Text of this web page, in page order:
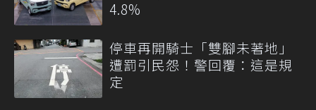
4.8%
停車再開騎士「雙腳未著地」
遭罰引民怨！警回覆：這是規
定